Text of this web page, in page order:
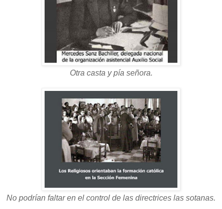
Otra casta y pía señora.
No podrían faltar en el control de las directrices las sotanas.